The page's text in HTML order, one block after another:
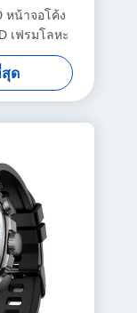
หน้าจอโค้ง
เฟรมโลหะ
ด